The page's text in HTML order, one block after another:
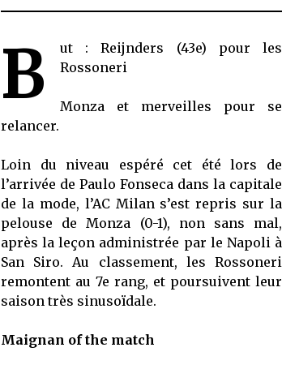
B
ut : Reijnders (43e) pour les
Rossoneri
Monza et merveilles pour se
relancer.
Loin du niveau espéré cet été lors de
l’arrivée de Paulo Fonseca dans la capitale
de la mode, l’AC Milan s’est repris sur la
pelouse de Monza (0-1), non sans mal,
après la leçon administrée par le Napoli à
San Siro. Au classement, les Rossoneri
remontent au 7e rang, et poursuivent leur
saison très sinusoïdale.
Maignan of the match